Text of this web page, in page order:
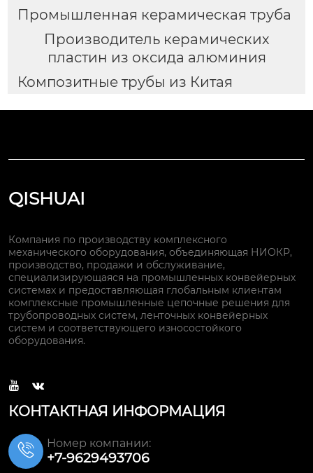
Промышленная керамическая труба
Производитель керамических
пластин из оксида алюминия
Композитные трубы из Китая
QISHUAI
Компания по производству комплексного
механического оборудования, объединяющая НИОКР,
производство, продажи и обслуживание,
специализирующаяся на промышленных конвейерных
системах и предоставляющая глобальным клиентам
комплексные промышленные цепочные решения для
трубопроводных систем, ленточных конвейерных
систем и соответствующего износостойкого
оборудования.
 
КОНТАКТНАЯ ИНФОРМАЦИЯ
 Номер компании:
+7-9629493706